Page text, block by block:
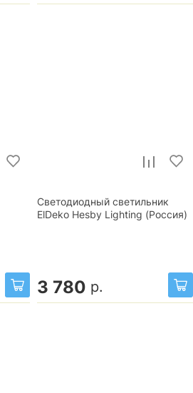
Светодиодный светильник
ElDeko Hesby Lighting (Россия)
3 780 р.